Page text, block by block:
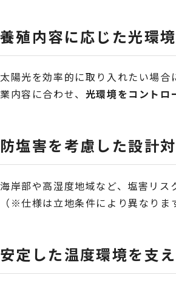
養殖内容に応じた光環
太陽光を効率的に取り入れたい場
業内容に合わせ、 光環境をコントロ
防塩害を考慮した設計
海岸部や高湿度地域など、塩害リス
（※仕様は立地条件により異なりま
安定した温度環境を支